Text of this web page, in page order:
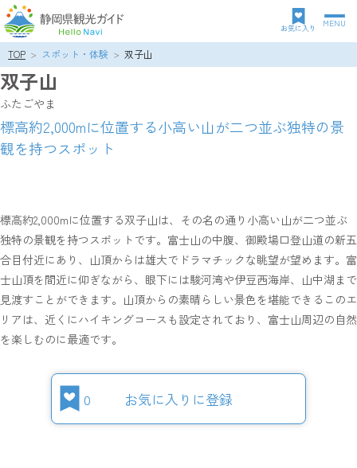
グ
ロ
ビ
お気に入り MENU
パ
ン
ク
ズ
リ
ス
TOP スポット・体験 双子山
双子山
ふたごやま
標高約2,000mに位置する小高い山が二つ並ぶ独特の景
観を持つスポット
標高約2,000mに位置する双子山は、その名の通り小高い山が二つ並ぶ
独特の景観を持つスポットです。富士山の中腹、御殿場口登山道の新五
合目付近にあり、山頂からは雄大でドラマチックな眺望が望めます。富
士山頂を間近に仰ぎながら、眼下には駿河湾や伊豆西海岸、山中湖まで
見渡すことができます。山頂からの素晴らしい景色を堪能できるこのエ
リアは、近くにハイキングコースも設定されており、富士山周辺の自然
を楽しむのに最適です。
0 お気に入りに登録